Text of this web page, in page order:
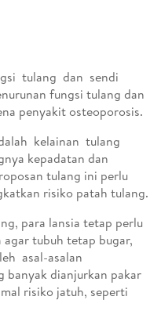
tulang dan sendi
fungsi tulang dan
penyakit osteoporosis.
kelainan tulang
kepadatan dan
tulang ini perlu
risiko patah tulang.
para lansia tetap perlu
tubuh tetap bugar,
asal-asalan
banyak dianjurkan pakar
risiko jatuh, seperti